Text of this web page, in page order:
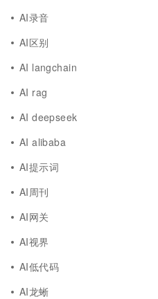
AI录音
AI区别
AI langchain
AI rag
AI deepseek
AI alibaba
AI提示词
AI周刊
AI网关
AI视界
AI低代码
AI龙蜥